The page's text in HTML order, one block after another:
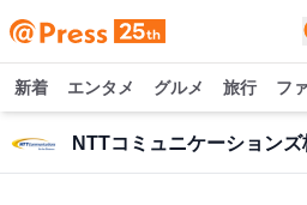
新着 エンタメ グルメ 旅行 フ
NTTコミュニケーション